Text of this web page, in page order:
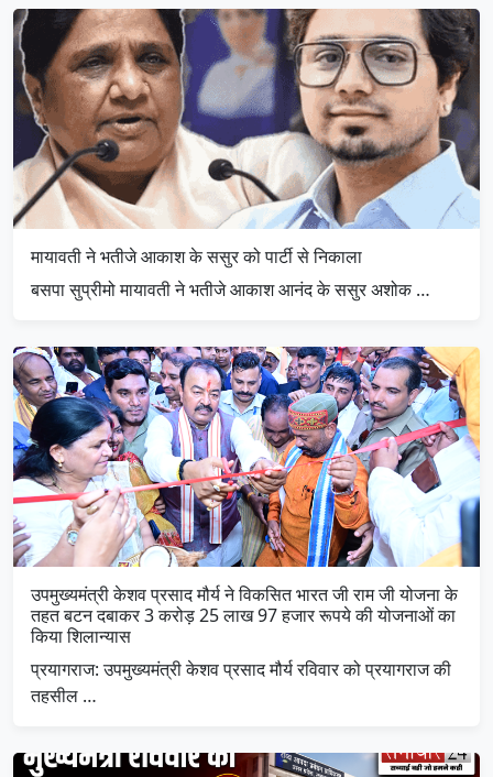
मायावती ने भतीजे आकाश के ससुर को पार्टी से निकाला
बसपा सुप्रीमो मायावती ने भतीजे आकाश आनंद के ससुर अशोक …
उपमुख्यमंत्री केशव प्रसाद मौर्य ने विकसित भारत जी राम जी योजना के
तहत बटन दबाकर 3 करोड़ 25 लाख 97 हजार रूपये की योजनाओं का
किया शिलान्यास
प्रयागराज: उपमुख्यमंत्री केशव प्रसाद मौर्य रविवार को प्रयागराज की
तहसील …